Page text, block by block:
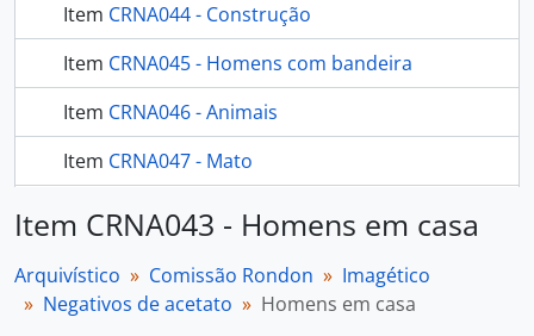
Item CRNA044 - Construção
Item CRNA045 - Homens com bandeira
Item CRNA046 - Animais
Item CRNA047 - Mato
mais 276...
Item CRNA043 - Homens em casa
Arquivístico Comissão Rondon
Imagético
Negativos de acetato
Homens em casa